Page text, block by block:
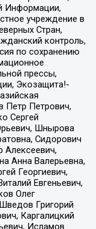
Информации,
учреждение в
Стран,
контроль,
по сохранению
прессы,
Экозащита!-
Петр Петрович,
Сергей
Шнырова
Сидорович
Алексеевич,
Анна Валерьевна,
Георгиевич,
Евгеньевич,
Олег
Григорий
Каргалицкий
Исламов